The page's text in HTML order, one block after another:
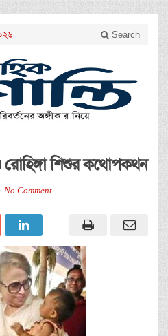
Search
শিশুর কথোপকথন
No Comment